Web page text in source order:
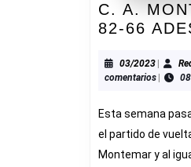
C. A.
82-66
03/202303/2023
comentarios
Esta semana
el partido de
Montemar y al